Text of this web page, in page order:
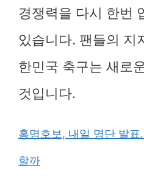
경쟁력을 다시 한번
있습니다. 팬들의 지
한민국 축구는 새로
것입니다.
홍명호보, 내일 명단 발
할까